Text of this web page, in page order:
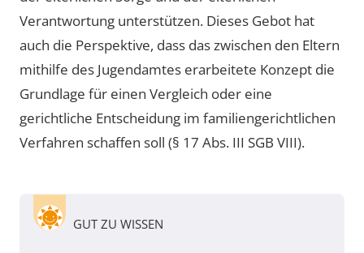
Verantwortung unterstützen. Dieses Gebot hat
auch die Perspektive, dass das zwischen den Eltern
mithilfe des Jugendamtes erarbeitete Konzept die
Grundlage für einen Vergleich oder eine
gerichtliche Entscheidung im familiengerichtlichen
Verfahren schaffen soll (§ 17 Abs. III SGB VIII).
GUT ZU WISSEN